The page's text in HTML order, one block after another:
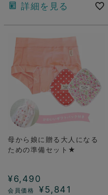
詳細を見る
母から娘に贈る大人になる
ための準備セット★
¥6,490
¥5,841